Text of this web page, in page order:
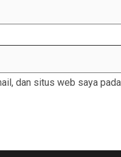
dan situs web saya